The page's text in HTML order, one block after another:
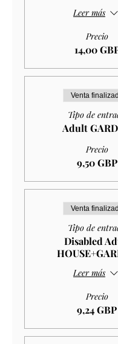
Leer más
Precio
14,00
Venta
Tipo de
Adult
Precio
9,50 GBP
Venta
Tipo de
Disabled
Leer más
Precio
9,24 GBP